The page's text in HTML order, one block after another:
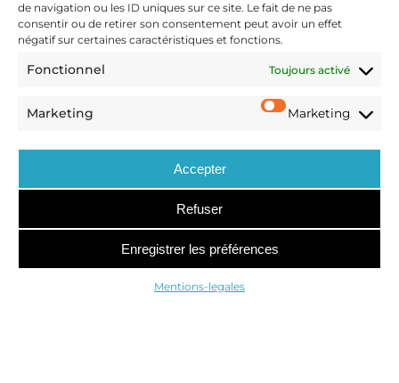
de navigation ou les ID uniques sur ce site. Le fait de ne pas
consentir ou de retirer son consentement peut avoir un effet
négatif sur certaines caractéristiques et fonctions.
Fonctionnel Toujours activé
Marketing Marketing
Accepter
Refuser
Enregistrer les préférences
Mentions-legales
Services associés
Accompagnement de nos clients - PME et ETI - dans
leurs projets d'adossements.